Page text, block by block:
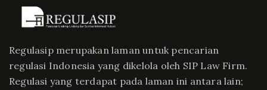
Regulasip merupakan laman untuk pencarian
regulasi Indonesia yang dikelola oleh SIP Law Firm.
Regulasi yang terdapat pada laman ini antara lain;